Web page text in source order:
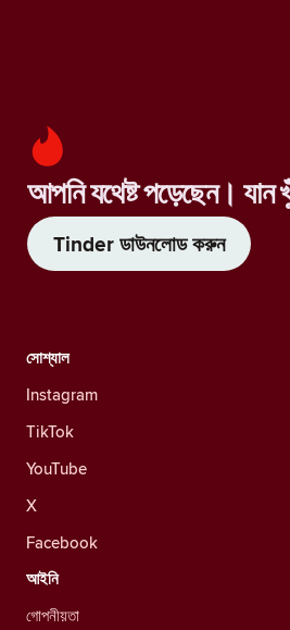
আপনি যথেষ্ট পড়েছেন। যান
Tinder ডাউনলোড করুন
সোশ্যাল
Instagram
TikTok
YouTube
X
Facebook
আইনি
গোপনীয়তা